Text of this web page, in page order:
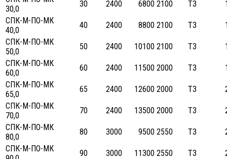
30,0
30 2400 6800 2100 ТЗ
СПК-М-ПО-МК
40,0
40 2400 8800 2100 ТЗ
СПК-М-ПО-МК
50,0
50 2400 10100 2100 ТЗ
СПК-М-ПО-МК
60,0
60 2400 11500 2000 ТЗ
СПК-М-ПО-МК
65,0
65 2400 12600 2000 ТЗ
СПК-М-ПО-МК
70,0
70 2400 13500 2000 ТЗ
СПК-М-ПО-МК
80,0
80 3000 9500 2550 ТЗ
СПК-М-ПО-МК
90 3000 11300 2550 ТЗ